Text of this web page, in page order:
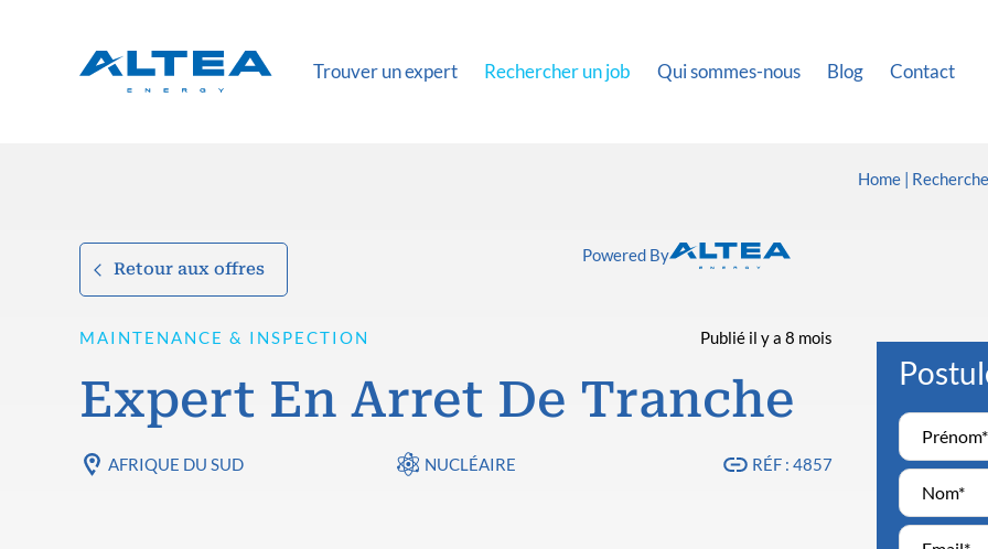
Trouver un expert Rechercher un job Qui sommes-nous Blog Contact
Home
Retour aux offres
Powered By
MAINTENANCE & INSPECTION Publié il y a 8 mois
Expert En Arret De Tranche
AFRIQUE DU SUD NUCLÉAIRE RÉF : 4857